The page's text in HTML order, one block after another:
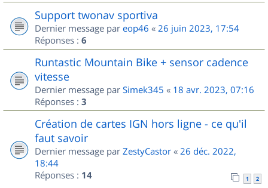
Support twonav sportiva
Dernier message par eop46 « 26 juin 2023, 17:54
Réponses : 6
Runtastic Mountain Bike + sensor cadence
vitesse
Dernier message par Simek345 « 18 avr. 2023, 07:16
Réponses : 3
Création de cartes IGN hors ligne - ce qu'il
faut savoir
Dernier message par ZestyCastor « 26 déc. 2022,
18:44
Réponses : 14 1 2